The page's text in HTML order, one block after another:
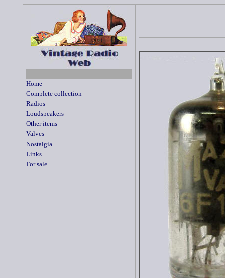
Home
Complete collection
Radios
Loudspeakers
Other items
Valves
Nostalgia
Links
For sale